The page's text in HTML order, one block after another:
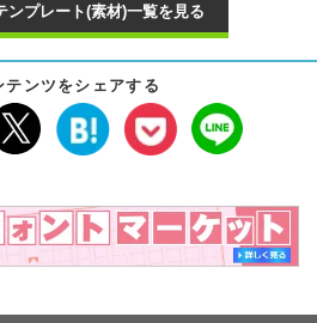
ンプレート(素材)一覧を見る
テンツをシェアする